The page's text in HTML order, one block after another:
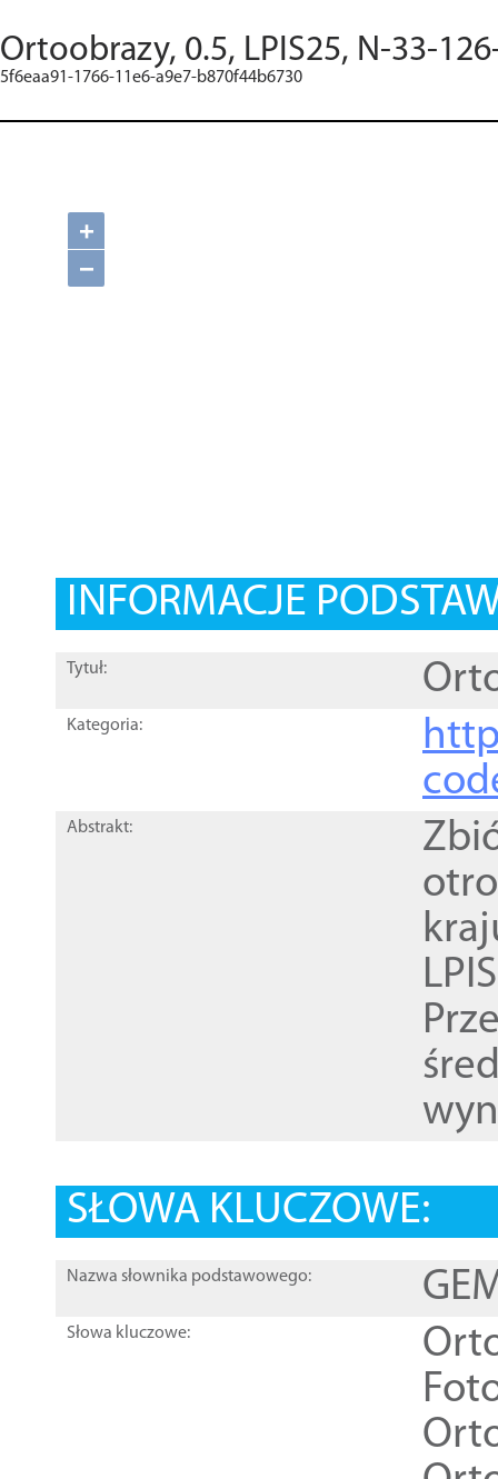
Ortoobrazy, 0.5, LPIS25, N-33-
5f6eaa91-1766-11e6-a9e7-b870f44b6730
+
−
INFORMACJE
Tytuł:
Kategoria:
Abstrakt:
SŁOWA KLUCZOWE:
Nazwa słownika podstawowego:
Słowa kluczowe: